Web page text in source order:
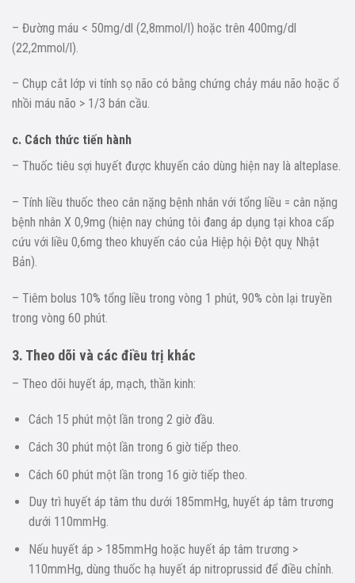
– Đường máu < 50mg/dl (2,8mmol/l) hoặc trên 400mg/dl
(22,2mmol/l).
– Chụp cắt lớp vi tính sọ não có bằng chứng chảy máu não hoặc ổ
nhồi máu não > 1/3 bán cầu.
c. Cách thức tiến hành
– Thuốc tiêu sợi huyết được khuyến cáo dùng hiện nay là alteplase.
– Tính liều thuốc theo cân nặng bệnh nhân với tổng liều = cân nặng
bệnh nhân X 0,9mg (hiện nay chúng tôi đang áp dụng tại khoa cấp
cứu với liều 0,6mg theo khuyến cáo của Hiệp hội Đột quỵ Nhật
Bản).
– Tiêm bolus 10% tổng liều trong vòng 1 phút, 90% còn lại truyền
trong vòng 60 phút.
3. Theo dõi và các điều trị khác
– Theo dõi huyết áp, mạch, thần kinh:
Cách 15 phút một lần trong 2 giờ đầu.
Cách 30 phút một lần trong 6 giờ tiếp theo.
Cách 60 phút một lần trong 16 giờ tiếp theo.
Duy trì huyết áp tâm thu dưới 185mmHg, huyết áp tâm trương
dưới 110mmHg.
Nếu huyết áp > 185mmHg hoặc huyết áp tâm trương >
110mmHg, dùng thuốc hạ huyết áp nitroprussid để điều chỉnh.